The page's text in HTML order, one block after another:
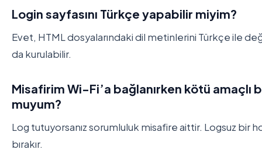
Login sayfasını Türkçe yapabilir miyim?
Evet, HTML dosyalarındaki dil metinlerini Türkçe ile
da kurulabilir.
Misafirim Wi-Fi’a bağlanırken kötü
muyum?
Log tutuyorsanız sorumluluk misafire aittir. Logsuz bir
bırakır.